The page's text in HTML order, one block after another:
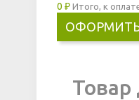
0 ₽ Итого, к
ОФОРМИТЬ
Товар